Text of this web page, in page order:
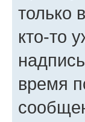
только
кто-то
время